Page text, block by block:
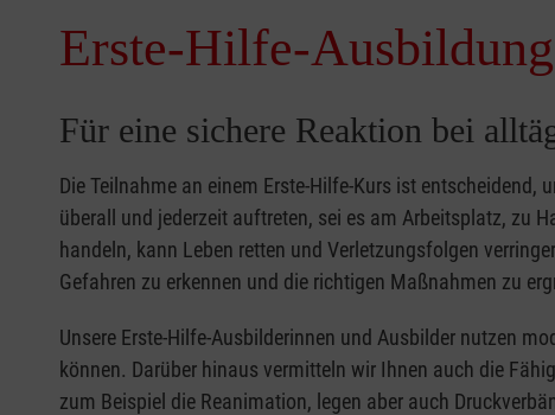
Erste-Hilfe-
Für eine sichere Reaktion bei
Die Teilnahme an einem Erste-Hilfe-Kurs ist
überall und jederzeit auftreten, sei es am Arbeitsplatz, zu
handeln, kann Leben retten und Verletzungsfolgen
Gefahren zu erkennen und die richtigen Maßnahmen zu
Unsere Erste-Hilfe-Ausbilderinnen und Ausbilder nutzen
können. Darüber hinaus vermitteln wir Ihnen auch die
zum Beispiel die Reanimation, legen aber auch